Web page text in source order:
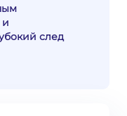
и
след